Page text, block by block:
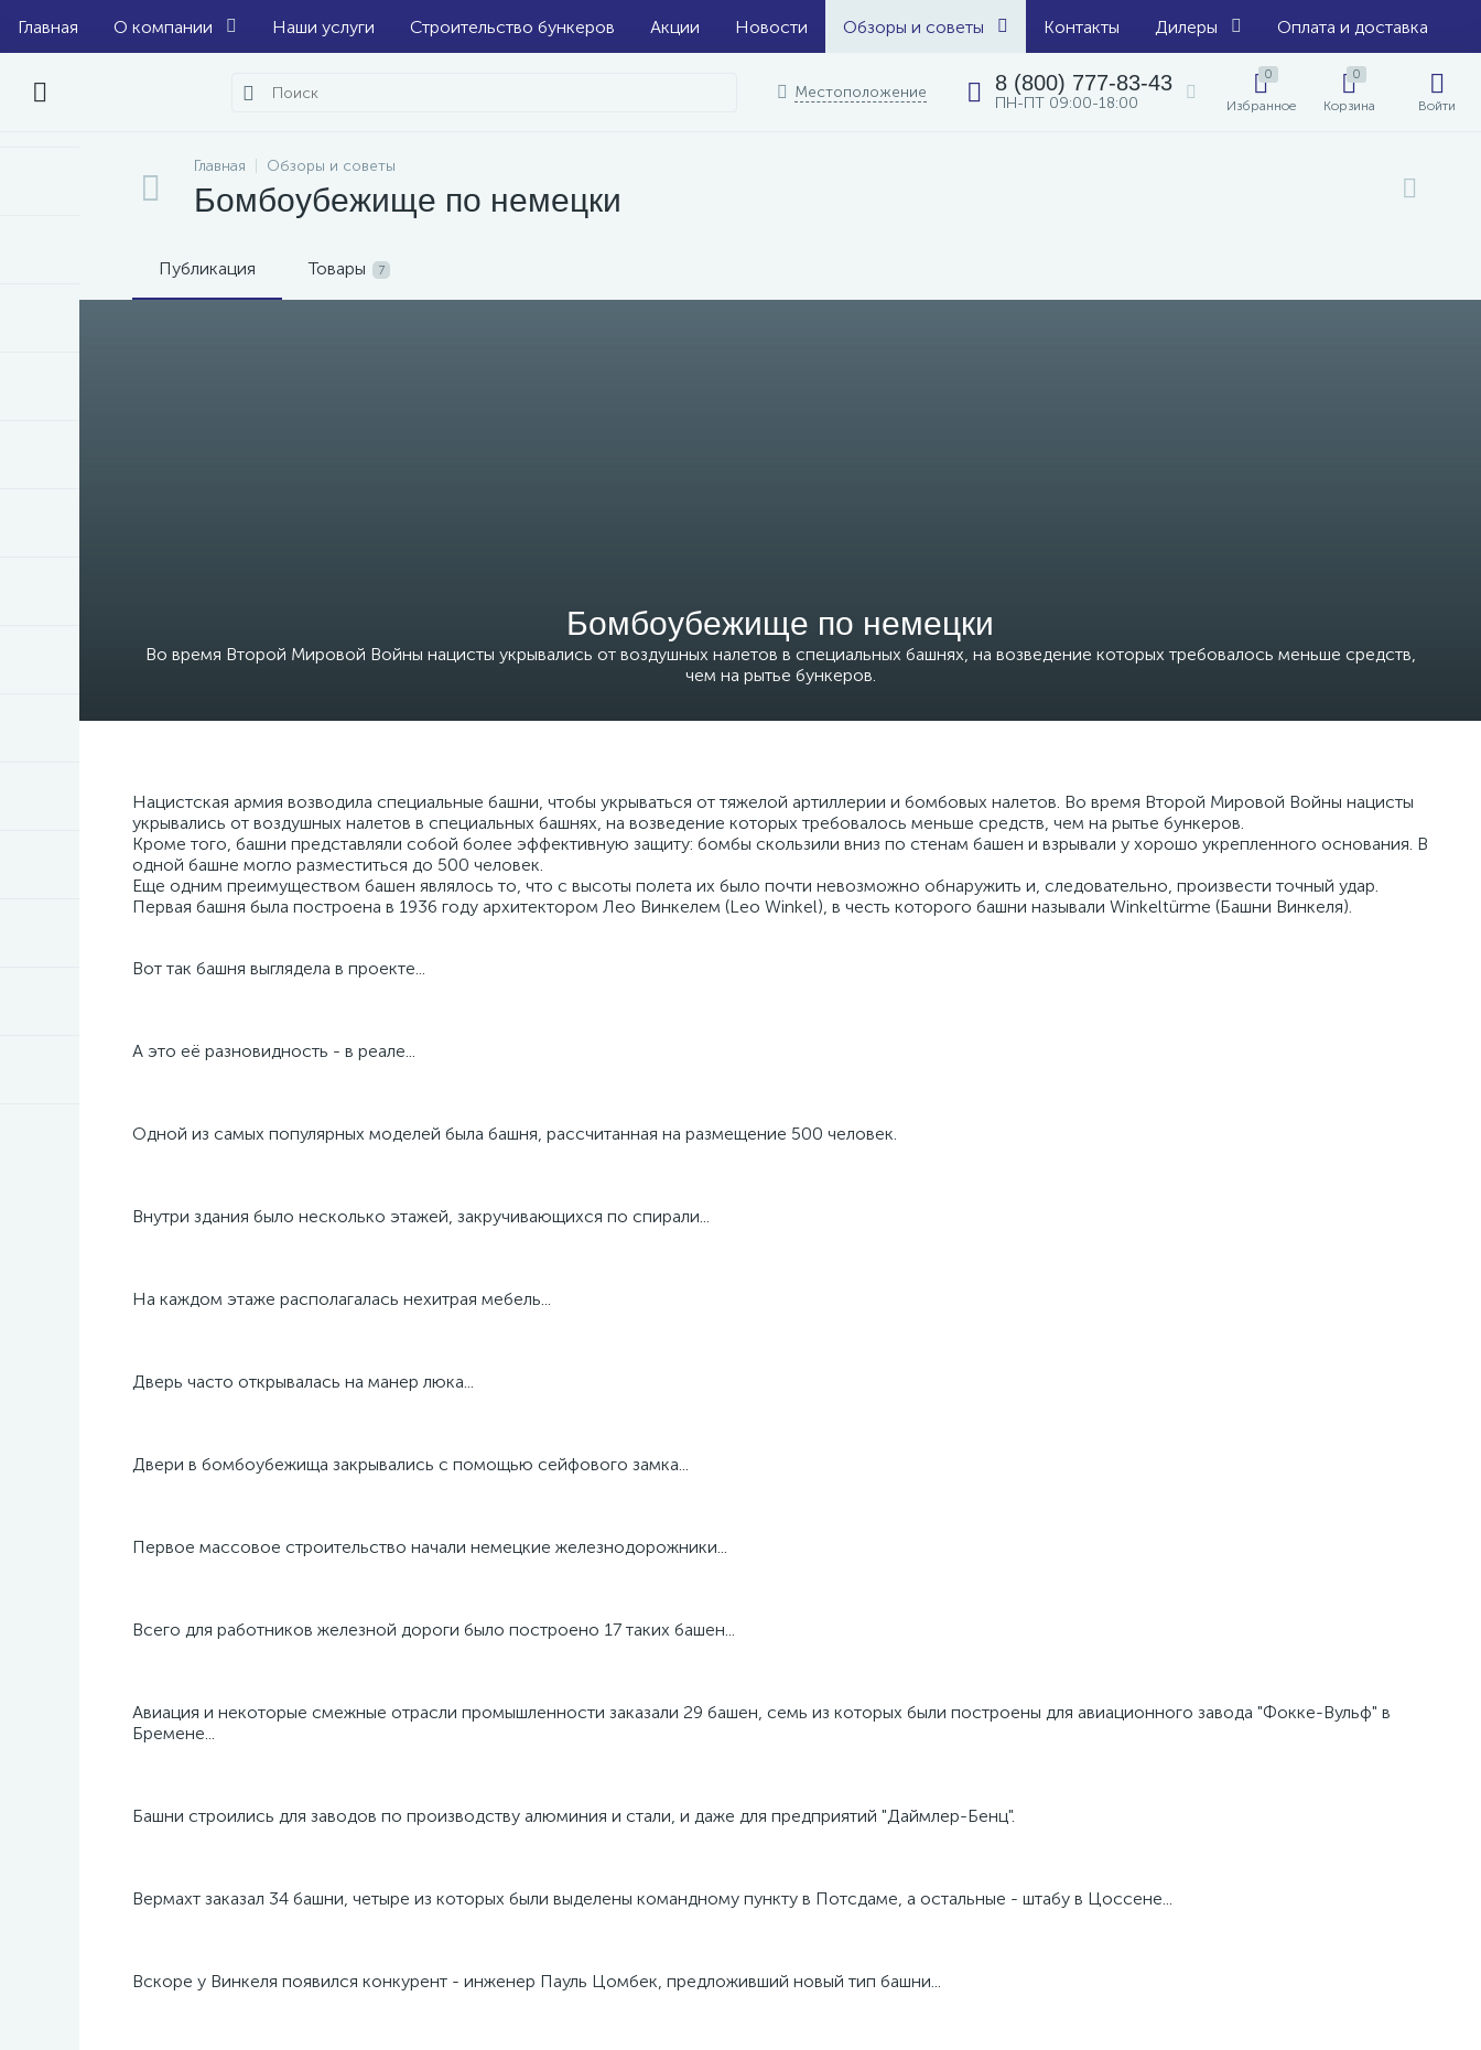
Главная О компании Наши услуги Строительство бункеров Акции Новости Обзоры и советы Контакты Дилеры Оплата и доставка
Местоположение 8 (800) 777-83-43
ПН-ПТ 09:00-18:00
0
Избранное
0
Корзина Войти
Главная Обзоры и советы
Бомбоубежище по немецки
Публикация Товары 7
Бомбоубежище по немецки
Во время Второй Мировой Войны нацисты укрывались от воздушных налетов в специальных башнях, на возведение которых требовалось меньше средств,
чем на рытье бункеров.
Нацистская армия возводила специальные башни, чтобы укрываться от тяжелой артиллерии и бомбовых налетов. Во время Второй Мировой Войны нацисты
укрывались от воздушных налетов в специальных башнях, на возведение которых требовалось меньше средств, чем на рытье бункеров.
Кроме того, башни представляли собой более эффективную защиту: бомбы скользили вниз по стенам башен и взрывали у хорошо укрепленного основания. В
одной башне могло разместиться до 500 человек.
Еще одним преимуществом башен являлось то, что с высоты полета их было почти невозможно обнаружить и, следовательно, произвести точный удар.
Первая башня была построена в 1936 году архитектором Лео Винкелем (Leo Winkel), в честь которого башни называли Winkeltürme (Башни Винкеля).
Вот так башня выглядела в проекте...
А это её разновидность - в реале...
Одной из самых популярных моделей была башня, рассчитанная на размещение 500 человек.
Внутри здания было несколько этажей, закручивающихся по спирали...
На каждом этаже располагалась нехитрая мебель...
Дверь часто открывалась на манер люка...
Двери в бомбоубежища закрывались с помощью сейфового замка...
Первое массовое строительство начали немецкие железнодорожники...
Всего для работников железной дороги было построено 17 таких башен...
Авиация и некоторые смежные отрасли промышленности заказали 29 башен, семь из которых были построены для авиационного завода "Фокке-Вульф" в
Бремене...
Башни строились для заводов по производству алюминия и стали, и даже для предприятий "Даймлер-Бенц".
Вермахт заказал 34 башни, четыре из которых были выделены командному пункту в Потсдаме, а остальные - штабу в Цоссене...
Вскоре у Винкеля появился конкурент - инженер Пауль Цомбек, предложивший новый тип башни...